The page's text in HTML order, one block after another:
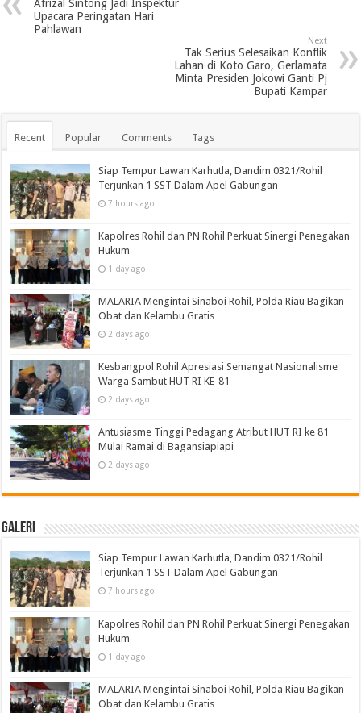
Afrizal Sintong Jadi Inspektur
Upacara Peringatan Hari
Pahlawan
Next
Tak Serius Selesaikan Konflik
Lahan di Koto Garo, Gerlamata
Minta Presiden Jokowi Ganti Pj
Bupati Kampar
Recent Popular Comments Tags
Siap Tempur Lawan Karhutla, Dandim 0321/Rohil
Terjunkan 1 SST Dalam Apel Gabungan
7 hours ago
Kapolres Rohil dan PN Rohil Perkuat Sinergi Penegakan
Hukum
1 day ago
MALARIA Mengintai Sinaboi Rohil, Polda Riau Bagikan
Obat dan Kelambu Gratis
2 days ago
Kesbangpol Rohil Apresiasi Semangat Nasionalisme
Warga Sambut HUT RI KE-81
2 days ago
Antusiasme Tinggi Pedagang Atribut HUT RI ke 81
Mulai Ramai di Bagansiapiapi
2 days ago
Galeri
Siap Tempur Lawan Karhutla, Dandim 0321/Rohil
Terjunkan 1 SST Dalam Apel Gabungan
7 hours ago
Kapolres Rohil dan PN Rohil Perkuat Sinergi Penegakan
Hukum
1 day ago
MALARIA Mengintai Sinaboi Rohil, Polda Riau Bagikan
Obat dan Kelambu Gratis